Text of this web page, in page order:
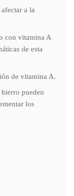
a la
con vitamina A
de esta
de vitamina A.
pueden
los